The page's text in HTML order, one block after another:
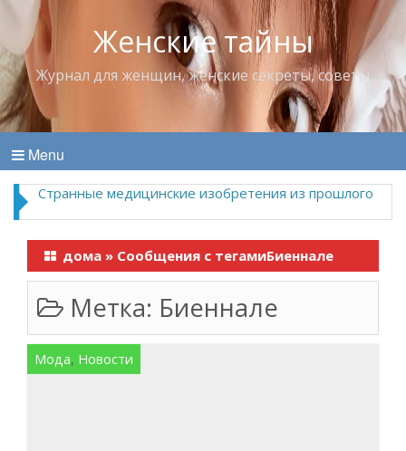
Женские тайны
Журнал для женщин, женские секреты, советы
Menu
Странные медицинские изобретения из прошлого
дома » Сообщения с тегамиБиеннале
Метка: Биеннале
Мода, Новости